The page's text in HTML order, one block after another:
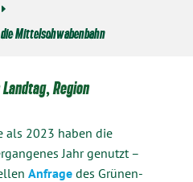
E
Mittelschwabenbahn
,Region
als 2023 haben die
Jahr genutzt –
Anfragedes Grünen-